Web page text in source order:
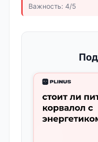
Важность: 4/5